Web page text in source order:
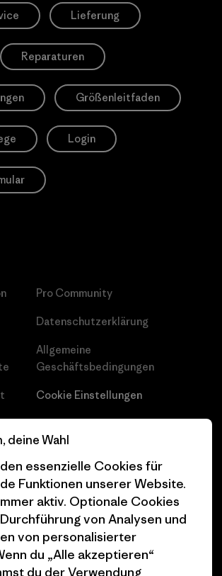
Lieferung
Reparaturen
Größenleitfaden
Login
Pro Community
Datenschutzerklärung
Allgemeine
Geschäftsbedingungen
Cookie Einstellungen
Industry program
Affiliate-Programm
Patagonia Schweiz
Seitenverzeichnis
deine Wahl
essenzielle Cookies für
Funktionen unserer Website.
aktiv. Optionale Cookies
von Analysen und
von personalisierter
du „Alle akzeptieren“
du der Verwendung